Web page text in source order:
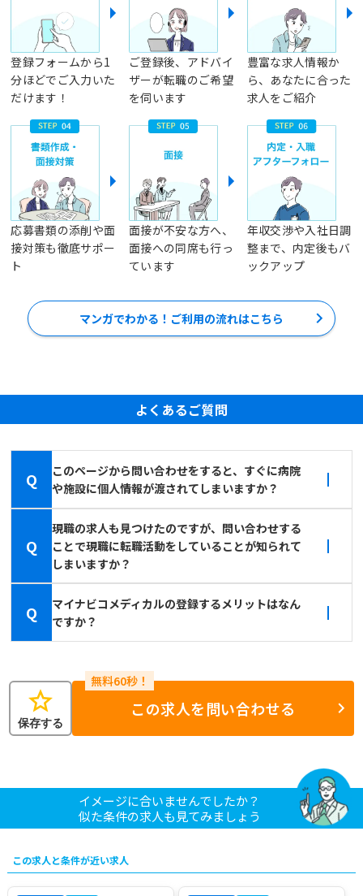
登録フォームから1
分ほどでご入力いた
だけます！
ご登録後、アドバイ
ザーが転職のご希望
を伺います
豊富な求人情報か
ら、あなたに合った
求人をご紹介
応募書類の添削や面
接対策も徹底サポー
ト
面接が不安な方へ、
面接への同席も行っ
ています
年収交渉や入社日調
整まで、内定後もバ
ックアップ
マンガでわかる！ご利用の流れはこちら
よくあるご質問
Q
このページから問い合わせをすると、すぐに病院
や施設に個人情報が渡されてしまいますか？
Q
現職の求人も見つけたのですが、問い合わせする
ことで現職に転職活動をしていることが知られて
しまいますか？
Q
マイナビコメディカルの登録するメリットはなん
ですか？
star
保存する
この求人を問い合わせる
イメージに合いませんでしたか？
似た条件の求人も見てみましょう
この求人と条件が近い求人